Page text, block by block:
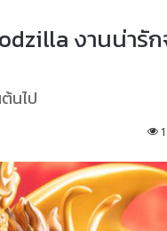
งานน่ารั
นไป